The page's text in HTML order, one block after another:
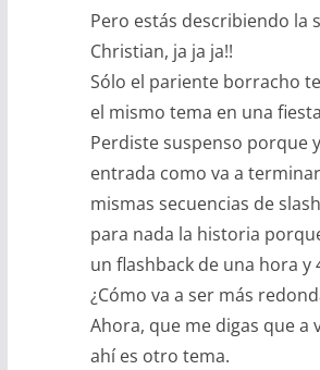
Pero estás describiendo la
Christian, ja ja ja!!
Sólo el pariente borracho
el mismo tema en una
Perdiste suspenso porque
entrada como va a
mismas secuencias de
para nada la historia
un flashback de una hora y
¿Cómo va a ser más
Ahora, que me digas que a
ahí es otro tema.